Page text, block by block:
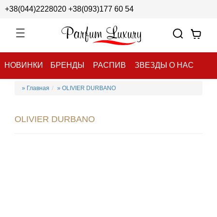
+38(044)2228020 +38(093)177 60 54
НОВИНКИ БРЕНДЫ РАСПИВ ЗВЕЗДЫ О НАС
» Главная » OLIVIER DURBANO
OLIVIER DURBANO